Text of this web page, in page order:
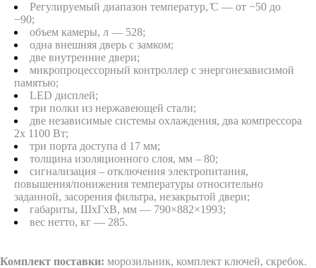
Регулируемый диапазон температур, ̊С — от −50 до
−90;
объем камеры, л — 528;
одна внешняя дверь с замком;
две внутренние двери;
микропроцессорный контроллер с энергонезависимой
памятью;
LED дисплей;
три полки из нержавеющей стали;
две независимые системы охлаждения, два компрессора
2x 1100 Вт;
три порта доступа d 17 мм;
толщина изоляционного слоя, мм – 80;
сигнализация – отключения электропитания,
повышения/понижения температуры относительно
заданной, засорения фильтра, незакрытой двери;
габариты, ШхГхВ, мм — 790×882×1993;
вес нетто, кг — 285.
Комплект поставки: морозильник, комплект ключей, скребок.